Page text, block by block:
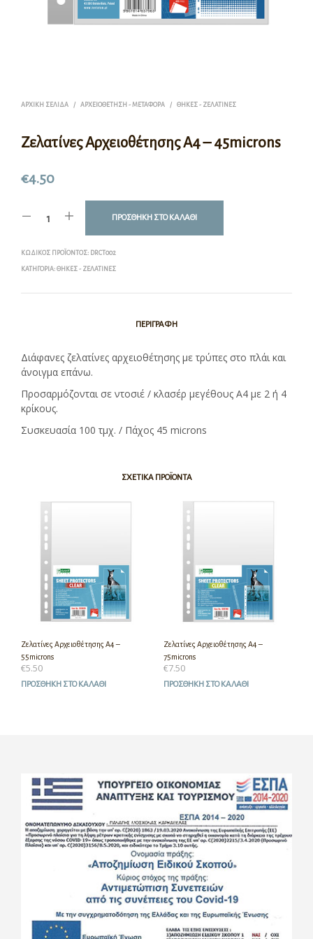
ΑΡΧΙΚΉ ΣΕΛΊΔΑ / ΑΡΧΕΙΟΘΈΤΗΣΗ - ΜΕΤΑΦΟΡΆ / ΘΉΚΕΣ - ΖΕΛΑΤΊΝΕΣ
Ζελατίνες Αρχειοθέτησης Α4 – 45microns
€4.50
ΠΡΟΣΘΉΚΗ ΣΤΟ ΚΑΛΆΘΙ
ΚΩΔΙΚΌΣ ΠΡΟΪΌΝΤΟΣ: DRCT002
ΚΑΤΗΓΟΡΊΑ: ΘΉΚΕΣ - ΖΕΛΑΤΊΝΕΣ
ΠΕΡΙΓΡΑΦΉ
Διάφανες ζελατίνες αρχειοθέτησης με τρύπες στο πλάι και
άνοιγμα επάνω.
Προσαρμόζονται σε ντοσιέ / κλασέρ μεγέθους Α4 με 2 ή 4
κρίκους.
Συσκευασία 100 τμχ. / Πάχος 45 microns
ΣΧΕΤΙΚΆ ΠΡΟΪΌΝΤΑ
Ζελατίνες Αρχειοθέτησης Α4 –
55microns
€5.50
ΠΡΟΣΘΉΚΗ ΣΤΟ ΚΑΛΆΘΙ
Ζελατίνες Αρχειοθέτησης Α4 –
75microns
€7.50
ΠΡΟΣΘΉΚΗ ΣΤΟ ΚΑΛΆΘΙ